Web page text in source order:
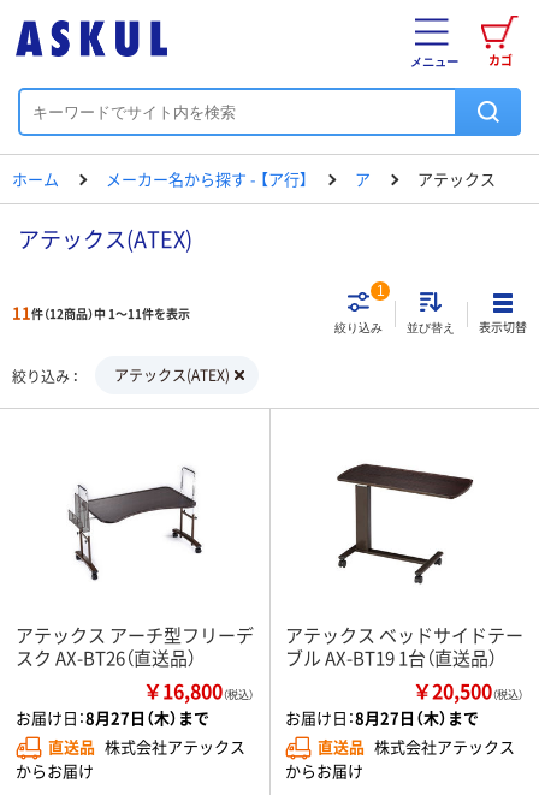
カゴ
メニュー
ホーム メーカー名から探す - 【ア行】 ア アテックス
アテックス(ATEX)
11件（12商品）中 1～11件を表示
絞り込み
1
並び替え 表示切替
絞り込み アテックス(ATEX)
アテックス アーチ型フリーデ
スク AX-BT26（直送品）
￥16,800（税込）
お届け日：8月27日（木）まで
直送品 株式会社アテックス
からお届け
アテックス ベッドサイドテー
ブル AX-BT19 1台（直送品）
￥20,500（税込）
お届け日：8月27日（木）まで
直送品 株式会社アテックス
からお届け